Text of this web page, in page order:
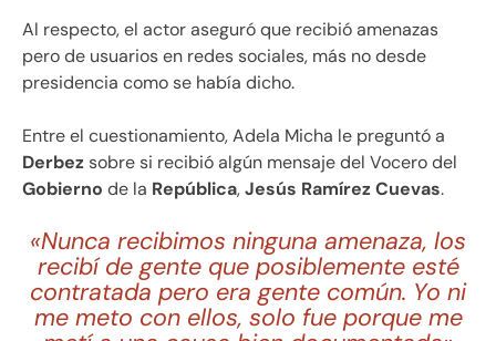
Al respecto, el actor aseguró que recibió amenazas
pero de usuarios en redes sociales, más no desde
presidencia como se había dicho.
Entre el cuestionamiento, Adela Micha le preguntó a
Derbezsobre si recibió algún mensaje del Vocero del
Gobierno de la República,Jesús Ramírez Cuevas.
«Nunca recibimos ninguna amenaza, los
recibí de gente que posiblemente esté
contratada pero era gente común. Yo ni
me meto con ellos, solo fue porque me